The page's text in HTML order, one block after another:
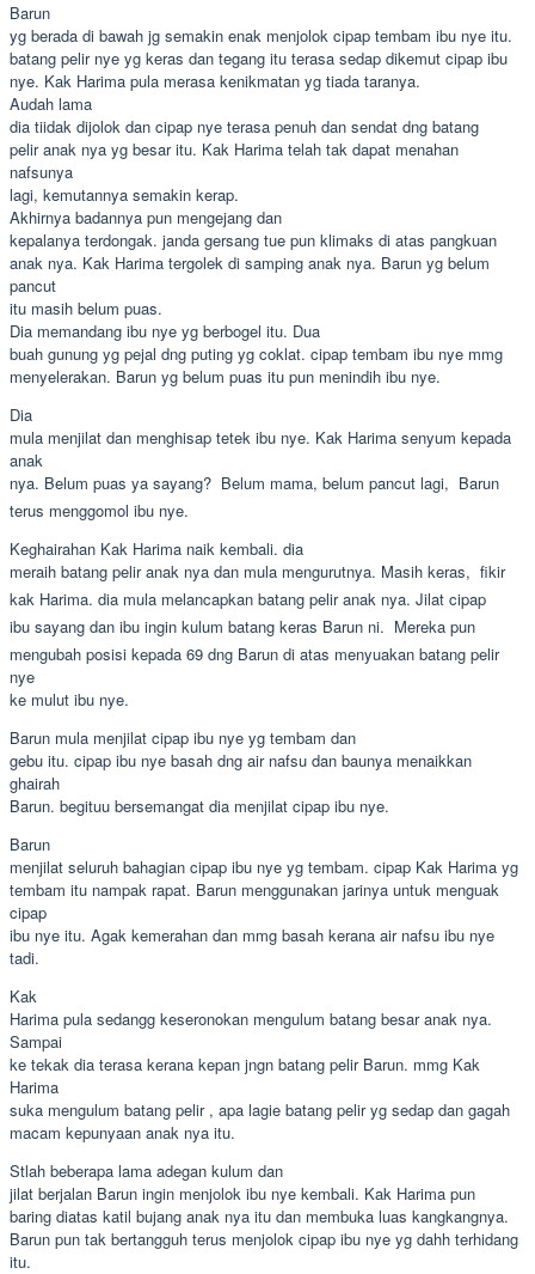
Barun
yg berada di bawah jg semakin enak menjolok cipap tembam ibu nye itu.
batang pelir nye yg keras dan tegang itu terasa sedap dikemut cipap ibu
nye. Kak Harima pula merasa kenikmatan yg tiada taranya.
Audah lama
dia tiidak dijolok dan cipap nye terasa penuh dan sendat dng batang
pelir anak nya yg besar itu. Kak Harima telah tak dapat menahan
nafsunya
lagi, kemutannya semakin kerap.
Akhirnya badannya pun mengejang dan
kepalanya terdongak. janda gersang tue pun klimaks di atas pangkuan
anak nya. Kak Harima tergolek di samping anak nya. Barun yg belum
pancut
itu masih belum puas.
Dia memandang ibu nye yg berbogel itu. Dua
buah gunung yg pejal dng puting yg coklat. cipap tembam ibu nye mmg
menyelerakan. Barun yg belum puas itu pun menindih ibu nye.
Dia
mula menjilat dan menghisap tetek ibu nye. Kak Harima senyum kepada
anak
nya. Belum puas ya sayang?  Belum mama, belum pancut lagi,  Barun
terus menggomol ibu nye.
Keghairahan Kak Harima naik kembali. dia
meraih batang pelir anak nya dan mula mengurutnya. Masih keras,  fikir
kak Harima. dia mula melancapkan batang pelir anak nya. Jilat cipap
ibu sayang dan ibu ingin kulum batang keras Barun ni.  Mereka pun
mengubah posisi kepada 69 dng Barun di atas menyuakan batang pelir
nye
ke mulut ibu nye.
Barun mula menjilat cipap ibu nye yg tembam dan
gebu itu. cipap ibu nye basah dng air nafsu dan baunya menaikkan
ghairah
Barun. begituu bersemangat dia menjilat cipap ibu nye.
Barun
menjilat seluruh bahagian cipap ibu nye yg tembam. cipap Kak Harima yg
tembam itu nampak rapat. Barun menggunakan jarinya untuk menguak
cipap
ibu nye itu. Agak kemerahan dan mmg basah kerana air nafsu ibu nye
tadi.
Kak
Harima pula sedangg keseronokan mengulum batang besar anak nya.
Sampai
ke tekak dia terasa kerana kepan jngn batang pelir Barun. mmg Kak
Harima
suka mengulum batang pelir , apa lagie batang pelir yg sedap dan gagah
macam kepunyaan anak nya itu.
Stlah beberapa lama adegan kulum dan
jilat berjalan Barun ingin menjolok ibu nye kembali. Kak Harima pun
baring diatas katil bujang anak nya itu dan membuka luas kangkangnya.
Barun pun tak bertangguh terus menjolok cipap ibu nye yg dahh terhidang
itu.